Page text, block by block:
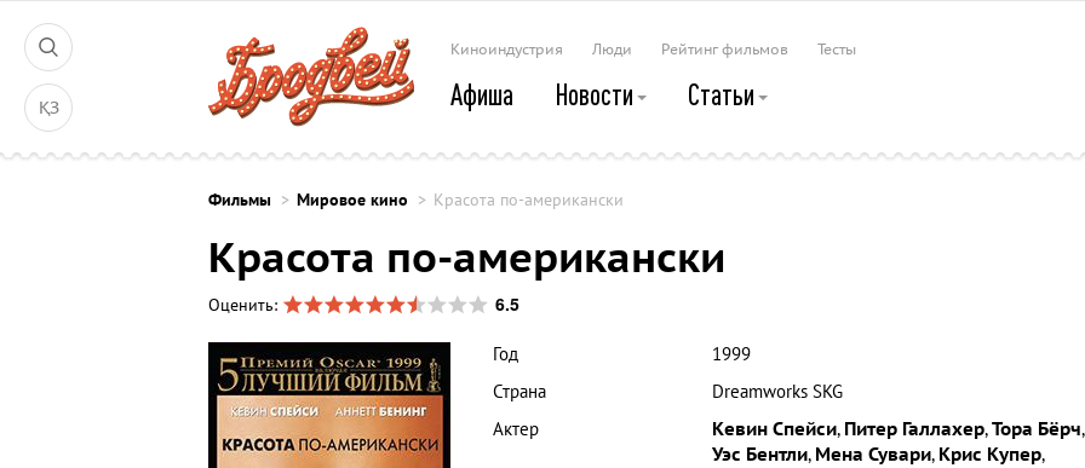
ҚЗ
Киноиндустрия Люди Рейтинг фильмов Тесты
Афиша Новости Статьи
Фильмы Мировое кино Красота по-американски
Красота по-американски
Оценить: 6.5
Год
1999
Страна
Dreamworks SKG
Актер
Кевин Спейси, Питер Галлахер,Тора Бёрч,
Уэс Бентли, Мена Сувари, Крис Купер,